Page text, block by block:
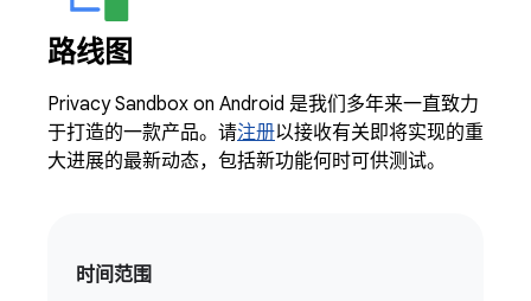
路线图
Privacy Sandbox on Android 是我们多年来一直致力
于打造的一款产品。请注册以接收有关即将实现的重
大进展的最新动态，包括新功能何时可供测试。
时间范围